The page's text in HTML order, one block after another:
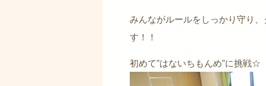
みんながルールをしっかり守り
す！！
初めて”はないちもんめ”に挑戦☆